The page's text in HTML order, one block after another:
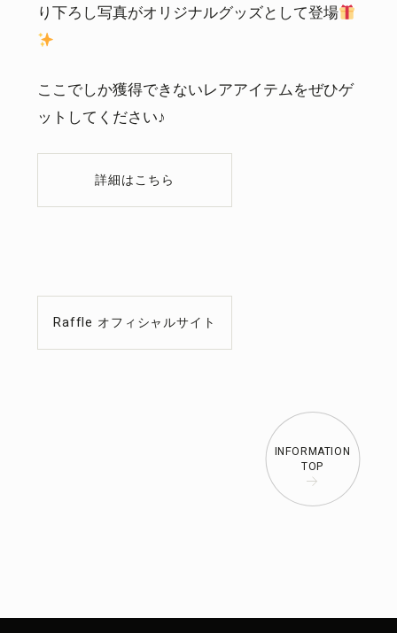
り下ろし写真がオリジナルグッズとして登場
ここでしか獲得できないレアアイテムをぜひゲ
ットしてください♪
詳細はこちら
Raffle オフィシャルサイト
INFORMATION
TOP